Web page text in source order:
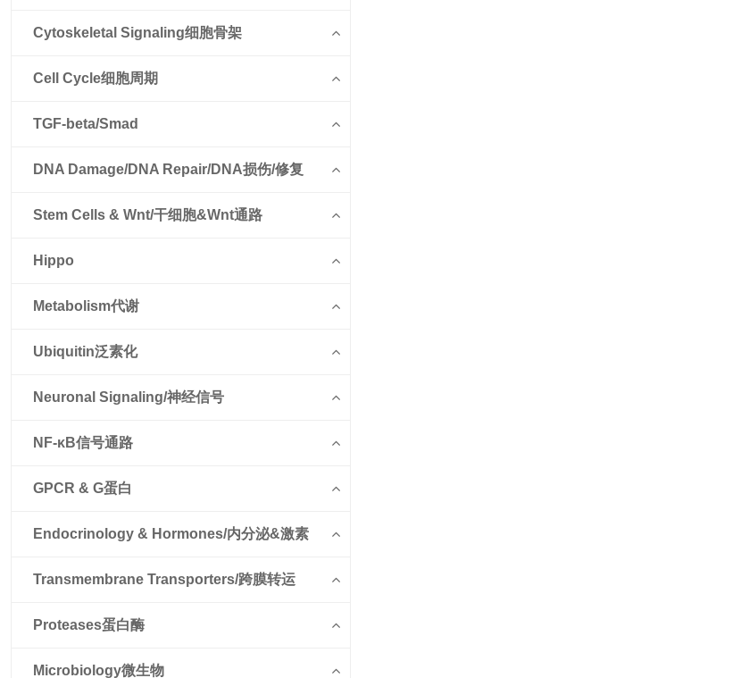
Cytoskeletal Signaling细胞骨架
Cell Cycle细胞周期
TGF-beta/Smad
DNA Damage/DNA Repair/DNA损伤/修复
Stem Cells & Wnt/干细胞&Wnt通路
Hippo
Metabolism代谢
Ubiquitin泛素化
Neuronal Signaling/神经信号
NF-κB信号通路
GPCR & G蛋白
Endocrinology & Hormones/内分泌&激素
Transmembrane Transporters/跨膜转运
Proteases蛋白酶
Microbiology微生物